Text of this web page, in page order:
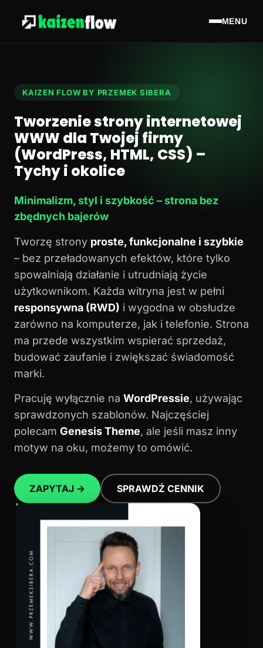
MENU
KAIZEN FLOW BY PRZEMEK SIBERA
Tworzenie strony internetowej
WWW dla Twojej firmy
(WordPress, HTML, CSS) –
Tychy i okolice
Minimalizm, styl i szybkość – strona bez
zbędnych bajerów
Tworzę strony proste, funkcjonalne i szybkie
– bez przeładowanych efektów, które tylko
spowalniają działanie i utrudniają życie
użytkownikom. Każda witryna jest w pełni
responsywna (RWD) i wygodna w obsłudze
zarówno na komputerze, jak i telefonie. Strona
ma przede wszystkim wspierać sprzedaż,
budować zaufanie i zwiększać świadomość
marki.
Pracuję wyłącznie na WordPressie, używając
sprawdzonych szablonów. Najczęściej
polecam Genesis Theme, ale jeśli masz inny
motyw na oku, możemy to omówić.
ZAPYTAJ → SPRAWDŹ CENNIK